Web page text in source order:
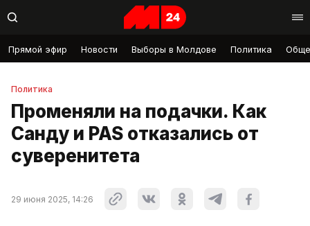
Прямой эфир Новости Выборы в Молдове Политика
Политика
Променяли на подачки. Как
Санду и PAS отказались от
суверенитета
29 июня 2025, 14:26